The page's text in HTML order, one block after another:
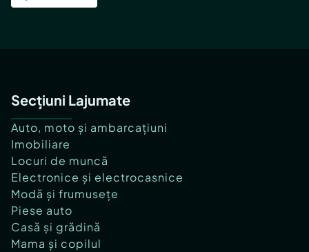
Secțiuni Lajumate
Auto, moto și ambarcațiuni
Imobiliare
Locuri de muncă
Electronice și electrocasnice
Modă și frumusețe
Piese auto
Casă și grădină
Mama și copilul